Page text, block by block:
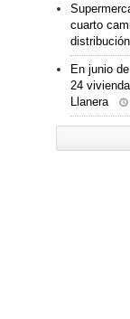
cuarto
En junio
24
Llanera